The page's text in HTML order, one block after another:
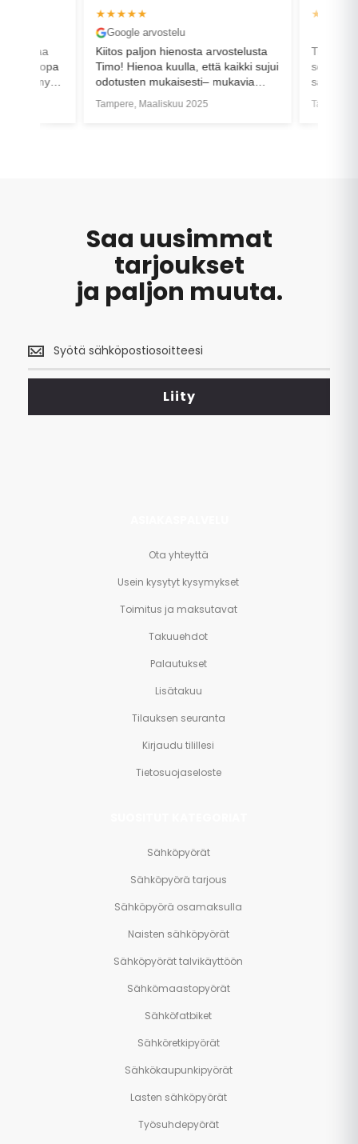
jopa
myös
★★★★★
Google arvostelu
Kiitos paljon hienosta arvostelusta
Timo! Hienoa kuulla, että kaikki sujui
odotusten mukaisesti– mukavia
Tampere, Maaliskuu 2025
★★★★
sain
Tampere,
Saa uusimmat
tarjoukset
ja paljon muuta.
uusimmat
tarjoukset
Liity
Ota yhteyttä
Usein kysytyt kysymykset
Toimitus ja maksutavat
Takuuehdot
Palautukset
Lisätakuu
Tilauksen seuranta
Kirjaudu tilillesi
Tietosuojaseloste
Sähköpyörät
Sähköpyörä tarjous
Sähköpyörä osamaksulla
Naisten sähköpyörät
Sähköpyörät talvikäyttöön
Sähkömaastopyörät
Sähköfatbiket
Sähköretkipyörät
Sähkökaupunkipyörät
Lasten sähköpyörät
Työsuhdepyörät